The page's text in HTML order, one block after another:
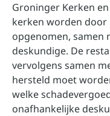
Groninger Kerken
kerken worden
opgenomen, samen
deskundige. De
vervolgens samen
hersteld moet
welke
onafhankelijke